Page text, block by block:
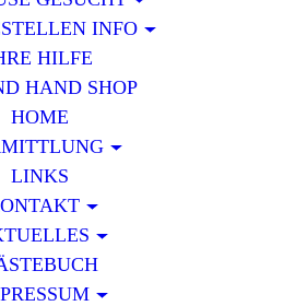
INFO
HILFE
HAND SHOP
HOME
LINKS